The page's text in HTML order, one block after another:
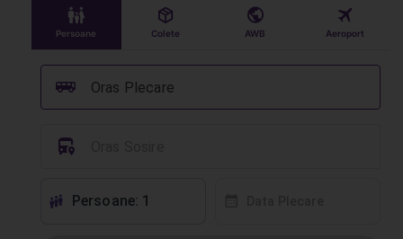
󱠣
Persoane
󰏗
Colete
󰇧
AWB
󰀝
Aeroport
Oras Plecare
󰞠
󱈒
󱕱 Persoane: 1